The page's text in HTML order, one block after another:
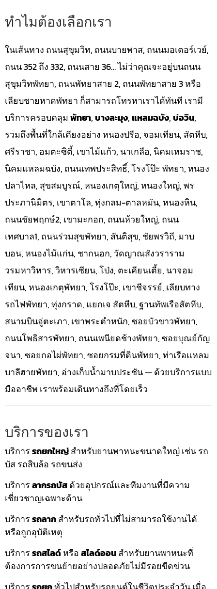
ทำไมต้องเลือกเรา
ในเส้นทาง ถนนสุขุมวิท, ถนนบายพาส, ถนนมอเตอร์เวย์,
ถนน 352 ถึง 332, ถนนสาย 36… ไม่ว่าคุณจะอยู่บนถนน
สุขุมวิทพัทยา, ถนนพัทยาสาย 2, ถนนพัทยาสาย 3 หรือ
เลียบชายหาดพัทยา ก็สามารถโทรหาเราได้ทันที เรามี
บริการครอบคลุมพัทยา,บางละมุง,แหลมฉบัง,บ่อวิน,
รวมถึงพื้นที่ใกล้เคียงอย่าง หนองปรือ, จอมเทียน, สัตหีบ,
ศรีราชา, อมตะซิตี้, เขาไม้แก้ว, นาเกลือ, นิคมเหมราช,
นิคมแหลมฉบัง, ถนนเทพประสิทธิ์, โรงโป๊ะ พัทยา, หนอง
ปลาไหล, สุขสมบูรณ์, หนองเกตุใหญ่, หนองใหญ่, พร
ประภานิมิตร, เขาตาโล, ทุ่งกลม-ตาลหมัน, หนองหิน,
ถนนชัยพฤกษ์2, เขามะกอก, ถนนห้วยใหญ่, ถนน
เทศบาล1, ถนนร่วมสุขพัทยา, สันติสุข, ชัยพรวิถี, มาบ
บอน, หนองไม้แก่น, ชากนอก, วัดญาณสังวราราม
วรมหาวิหาร, วิหารเซียน, โป่ง, ตะเคียนเตี้ย, นาจอม
เทียน, หนองเกตุพัทยา, โรงโป๊ะ, เขาชีจรรย์, เลียบทาง
รถไฟพัทยา, ทุ่งกราด, แยกเจ สัตหีบ, ฐานทัพเรือสัตหีบ,
สนามบินอู่ตะเภา, เขาพระตำหนัก, ซอยบัวขาวพัทยา,
ถนนโพธิสารพัทยา, ถนนเพนียดช้างพัทยา, ซอยบุณย์กัญ
จนา, ซอยกอไผ่พัทยา, ซอยกรมที่ดินพัทยา, ท่าเรือแหลม
บาลีฮายพัทยา, อ่างเก็บน้ำมาบประชัน — ด้วยบริการแบบ
มืออาชีพ เราพร้อมเดินทางถึงที่โดยเร็ว
บริการของเรา
บริการรถยกใหญ่สำหรับยานพาหนะขนาดใหญ่ เช่น รถ
บัส รถสิบล้อ รถขนส่ง
บริการลากรถบัสด้วยอุปกรณ์และทีมงานที่มีความ
เชี่ยวชาญเฉพาะด้าน
บริการรถลากสำหรับรถทั่วไปที่ไม่สามารถใช้งานได้
หรือถูกอุบัติเหตุ
บริการรถสไลด์หรือสไลด์ออนสำหรับยานพาหนะที่
ต้องการการขนย้ายอย่างปลอดภัยไม่มีรอยขีดข่วน